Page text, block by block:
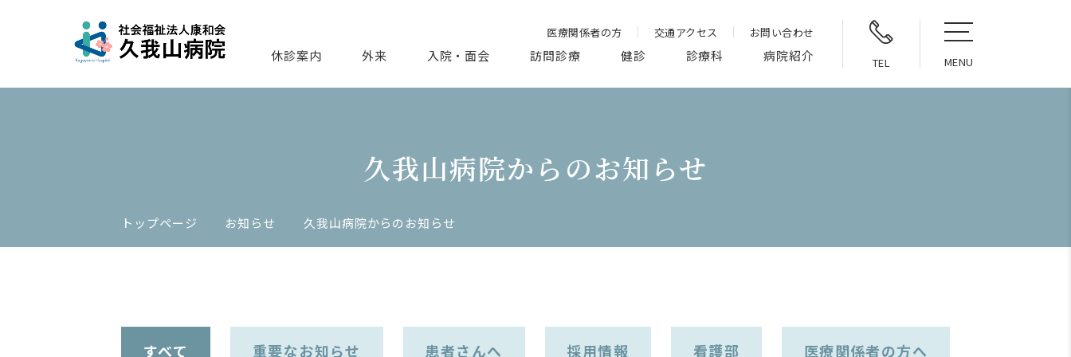
医療関係者の方 交通アクセス お問い合わせ
休診案内 外来 入院・面会 訪問診療 健診 診療科 病院紹介 TEL MENU
久我山病院からのお知らせ
トップページ お知らせ 久我山病院からのお知らせ
すべて 重要なお知らせ 患者さんへ 採用情報 看護部 医療関係者の方へ